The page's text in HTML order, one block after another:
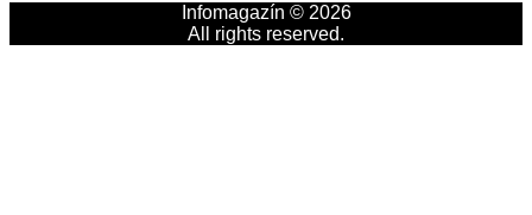
Infomagazín © 2026
All rights reserved.